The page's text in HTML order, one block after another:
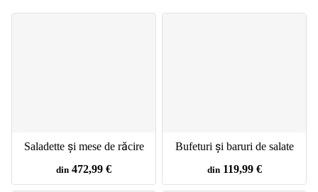
Saladette și mese de răcire
din 472,99 €
Bufeturi și baruri de salate
din 119,99 €